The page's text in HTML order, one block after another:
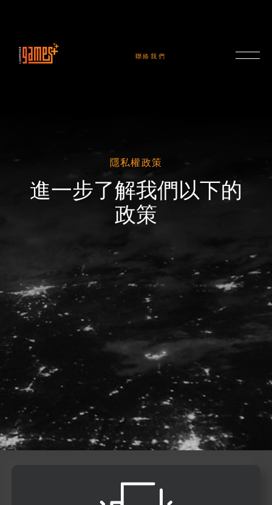
聯絡我們
隱私權政策
進一步了解我們以下的
政策